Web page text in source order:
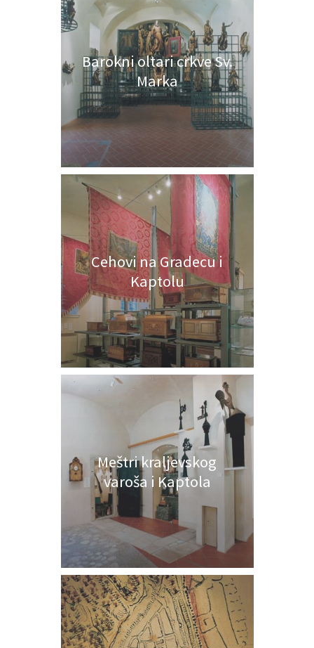
Barokni oltari crkve Sv.
Marka
Cehovi na Gradecu i
Kaptolu
Meštri kraljevskog
varoša i Kaptola